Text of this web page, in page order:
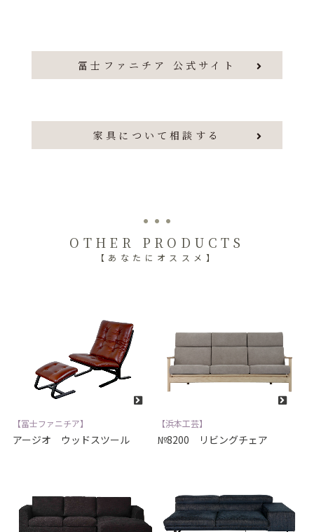
冨士ファニチア 公式サイト
家具について相談する
OTHER PRODUCTS
【あなたにオススメ】
【冨士ファニチア】
アージオ ウッドスツール
【浜本工芸】
№8200 リビングチェア